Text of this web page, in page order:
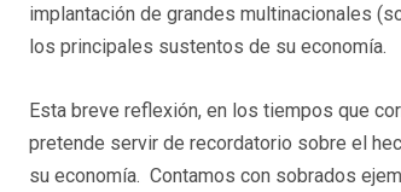
implantación de grandes multinacionales
los principales sustentos de su economía.
Esta breve reflexión, en los tiempos que
pretende servir de recordatorio sobre el
su economía. Contamos con sobrados